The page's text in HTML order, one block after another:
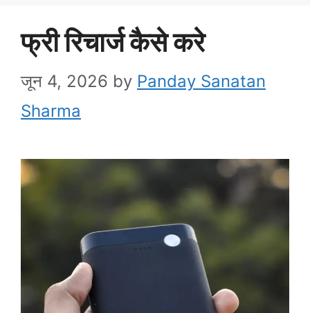
फ्री रिचार्ज कैसे करे
जून 4, 2026 by Panday Sanatan
Sharma